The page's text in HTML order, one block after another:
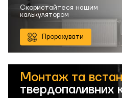
Скористайтеся нашим
калькулятором
Прорахувати
Монтаж та
твердопаливних